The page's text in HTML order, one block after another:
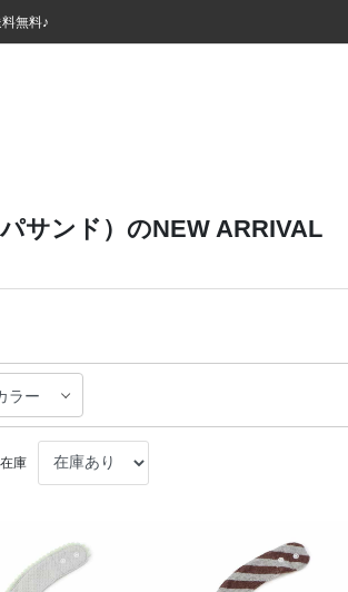
無料♪
で！！
無料♪
で！！
サンド）のNEW ARRIVAL
ラー
在庫